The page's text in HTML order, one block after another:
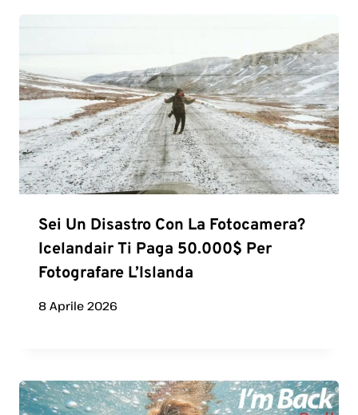
Sei Un Disastro Con La Fotocamera?
Icelandair Ti Paga 50.000$ Per
Fotografare L’Islanda
8 Aprile 2026